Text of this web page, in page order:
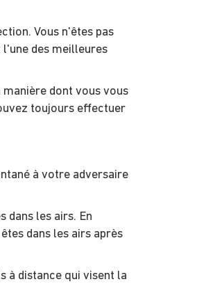
Vous n'êtes pas
des meilleures
dont vous vous
toujours effectuer
à votre adversaire
dans les airs. En
dans les airs après
à distance qui visent la